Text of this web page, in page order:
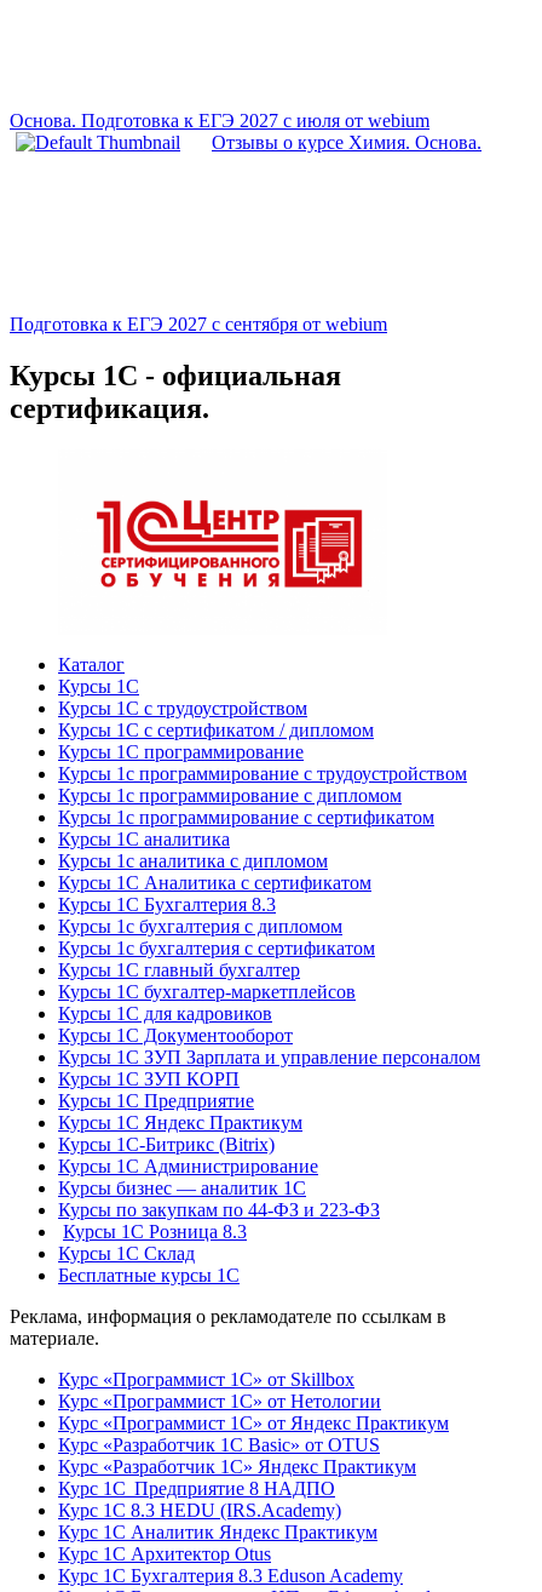
Основа. Подготовка к ЕГЭ 2027 с июля от webium
Отзывы о курсе Химия. Основа.
Подготовка к ЕГЭ 2027 с сентября от webium
Курсы 1С - официальная
сертификация.
Каталог
Курсы 1С
Курсы 1С с трудоустройством
Курсы 1С с сертификатом / дипломом
Курсы 1С программирование
Курсы 1с программирование с трудоустройством
Курсы 1с программирование с дипломом
Курсы 1с программирование с сертификатом
Курсы 1С аналитика
Курсы 1с аналитика с дипломом
Курсы 1С Аналитика с сертификатом
Курсы 1С Бухгалтерия 8.3
Курсы 1с бухгалтерия с дипломом
Курсы 1с бухгалтерия с сертификатом
Курсы 1С главный бухгалтер
Курсы 1С бухгалтер-маркетплейсов
Курсы 1С для кадровиков
Курсы 1С Документооборот
Курсы 1С ЗУП Зарплата и управление персоналом
Курсы 1С ЗУП КОРП
Курсы 1С Предприятие
Курсы 1С Яндекс Практикум
Курсы 1С-Битрикс (Bitrix)
Курсы 1С Администрирование
Курсы бизнес — аналитик 1С
Курсы по закупкам по 44‑ФЗ и 223‑ФЗ
Курсы 1С Розница 8.3
Курсы 1С Склад
Бесплатные курсы 1С
Реклама, информация о рекламодателе по ссылкам в
материале.
Курс «Программист 1С» от Skillbox
Курс «Программист 1С» от Нетологии
Курс «Программист 1С» от Яндекс Практикум
Курс «Разработчик 1С Basic» от OTUS
Курс «Разработчик 1С» Яндекс Практикум
Курс 1С Предприятие 8 НАДПО
Курс 1С 8.3 HEDU (IRS.Academy)
Курс 1С Аналитик Яндекс Практикум
Курс 1С Архитектор Otus
Курс 1С Бухгалтерия 8.3 Eduson Academy